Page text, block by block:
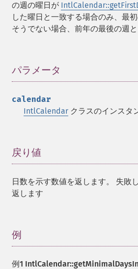
の週の曜日が
した曜日と一致する場合のみ、最初
そうでない場合、前年の最後の週と
パラメータ
calendar
IntlCalendar クラスのインスタ
戻り値
日数を示す数値を返します。 失敗
返します
例
例1